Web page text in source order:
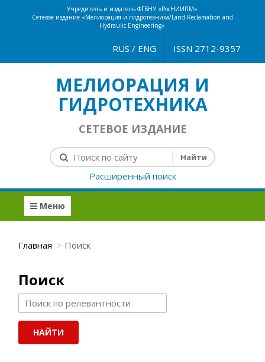
Учредитель и издатель ФГБНУ «РосНИИПМ»
Сетевое издание «Мелиорация и гидротехника/Land Reclamation and
Hydraulic Engineering»
ISSN 2712-9357
RUS / ENG
МЕЛИОРАЦИЯ И
ГИДРОТЕХНИКА
СЕТЕВОЕ ИЗДАНИЕ
Расширенный поиск
Меню
Главная Поиск
Поиск